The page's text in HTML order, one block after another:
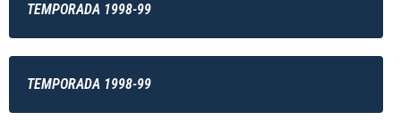
TEMPORADA 1998-99
TEMPORADA 1998-99